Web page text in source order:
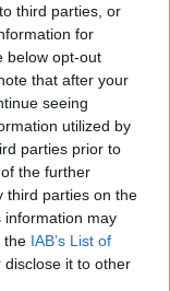
third parties, or
for
below opt-out
that after your
seeing
utilized by
parties prior to
the further
third parties on the
information may
the IAB’s List of
it to other